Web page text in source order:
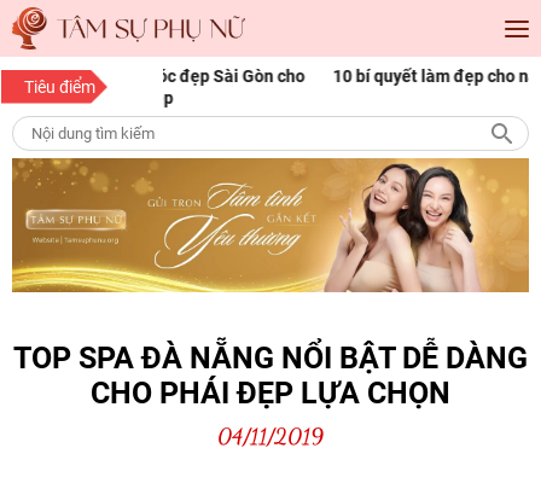
Tiêu điểm
Sài Gòn cho
10 bí quyết làm đẹp cho nàng mọi độ tuổi
TOP SPA ĐÀ NẴNG NỔI BẬT DỄ DÀNG
CHO PHÁI ĐẸP LỰA CHỌN
04/11/2019